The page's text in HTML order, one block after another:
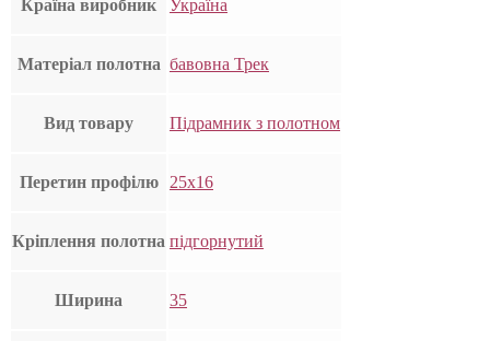
Країна виробник Україна
Матеріал полотна бавовна Трек
Вид товару Підрамник з полотном
Перетин профілю 25х16
Кріплення полотна підгорнутий
Ширина 35